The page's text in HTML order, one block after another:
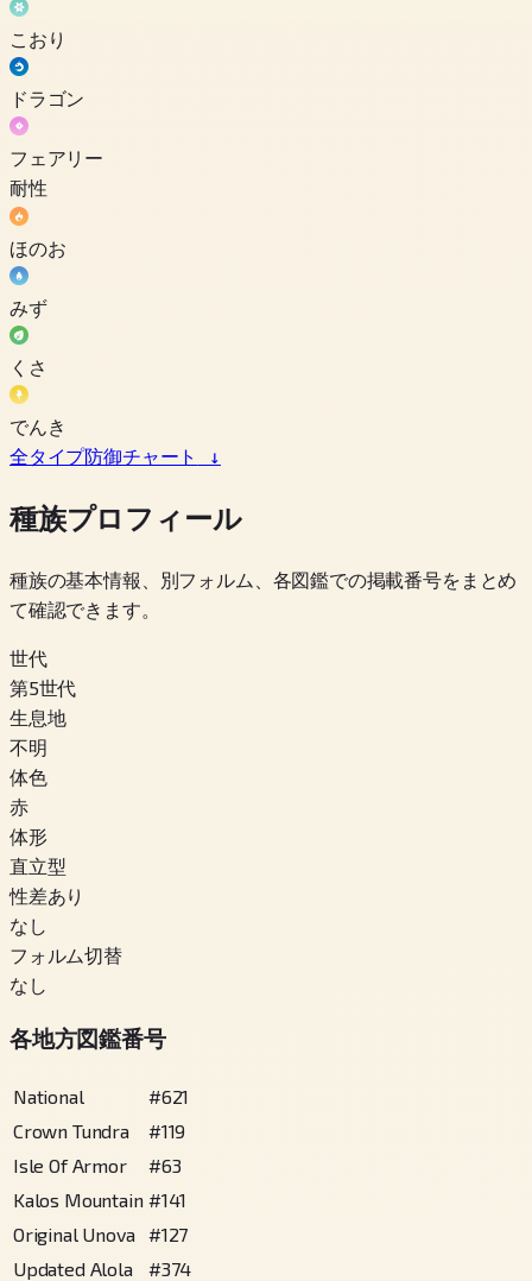
こおり
ドラゴン
フェアリー
耐性
ほのお
みず
くさ
でんき
全タイプ防御チャート
↓
種族プロフィール
種族の基本情報、別フォルム、各図鑑での掲載番号をまとめ
て確認できます。
世代
第5世代
生息地
不明
体色
赤
体形
直立型
性差あり
なし
フォルム切替
なし
各地方図鑑番号
National #621
Crown Tundra
#119
Isle Of Armor
#63
Kalos Mountain #141
Original Unova
#127
Updated Alola
#374